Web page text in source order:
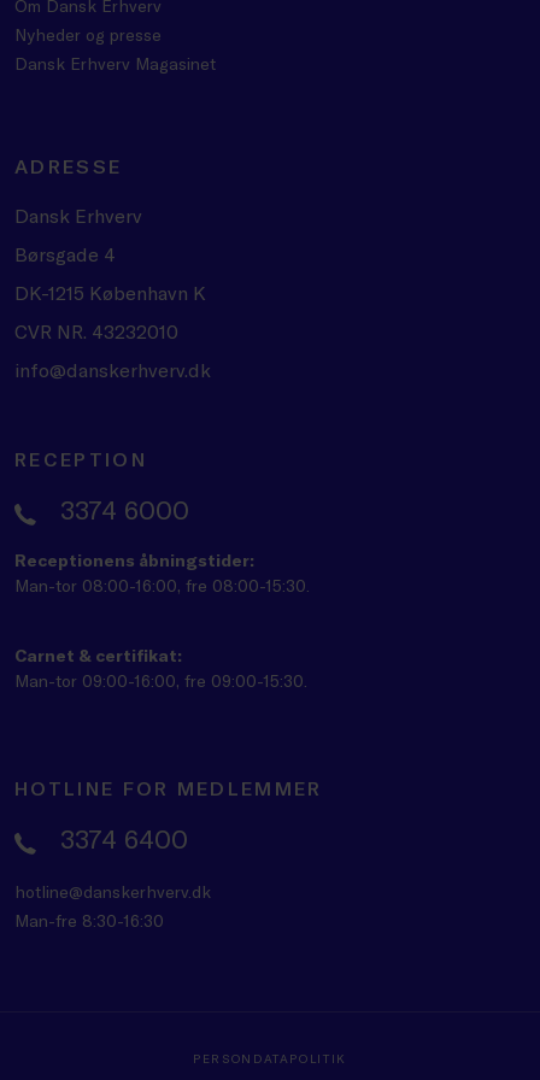
Om Dansk Erhverv
Nyheder og presse
Dansk Erhverv Magasinet
ADRESSE
Dansk Erhverv
Børsgade 4
DK-1215 København K
CVR NR. 43232010
info@danskerhverv.dk
RECEPTION
3374 6000
Receptionens åbningstider:
Man-tor 08:00-16:00, fre 08:00-15:30.
Carnet & certifikat:
Man-tor 09:00-16:00, fre 09:00-15:30.
HOTLINE FOR MEDLEMMER
3374 6400
hotline@danskerhverv.dk
Man-fre 8:30-16:30
PERSONDATAPOLITIK